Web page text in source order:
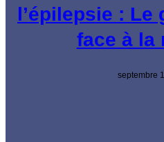
l’épilepsie : Le
face à la
septembre